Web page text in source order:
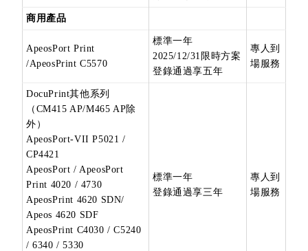
商用產品
ApeosPort Print
/ApeosPrint C5570
標準一年
2025/12/31限時方案
登錄通過享五年
專人到
場服務
DocuPrint其他系列
（CM415 AP/M465 AP除
外）
ApeosPort-VII P5021 /
CP4421
ApeosPort / ApeosPort
Print 4020 / 4730
ApeosPrint 4620 SDN/
Apeos 4620 SDF
ApeosPrint C4030 / C5240
/ 6340 / 5330
標準一年
登錄通過享三年
專人到
場服務